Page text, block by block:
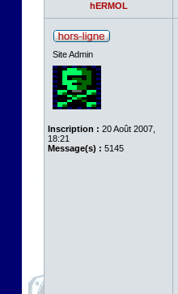
hERMOL
Site Admin
Inscription : 20 Août 2007,
18:21
Message(s) : 5145